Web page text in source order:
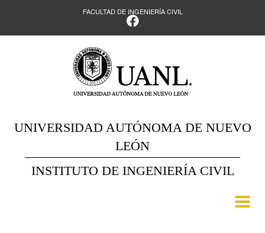
FACULTAD DE INGENIERÍA CIVIL
UNIVERSIDAD AUTÓNOMA DE NUEVO
LEÓN
INSTITUTO DE INGENIERÍA CIVIL